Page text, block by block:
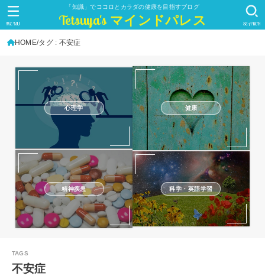
「知識」でココロとカラダの健康を目指すブログ
Tetsuya's マインドパレス SEARCH
MENU
HOME タグ : 不安症
心理学 健康
精神疾患 科学・英語学習
不安症